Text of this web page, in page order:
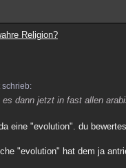
Religion?
schrieb:
es dann jetzt in fast allen
eine "evolution". du
"evolution" hat dem ja